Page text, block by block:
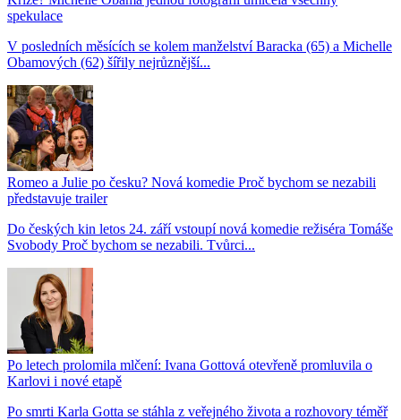
spekulace
V posledních měsících se kolem manželství Baracka (65) a Michelle
Obamových (62) šířily nejrůznější...
Romeo a Julie po česku? Nová komedie Proč bychom se nezabili
představuje trailer
Do českých kin letos 24. září vstoupí nová komedie režiséra Tomáše
Svobody Proč bychom se nezabili. Tvůrci...
Po letech prolomila mlčení: Ivana Gottová otevřeně promluvila o
Karlovi i nové etapě
Po smrti Karla Gotta se stáhla z veřejného života a rozhovory téměř